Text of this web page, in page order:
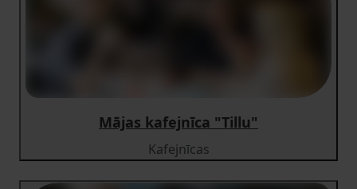
Mājas kafejnīca "Tillu"
Kafejnīcas